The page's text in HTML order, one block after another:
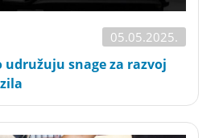
05.05.2025.
udružuju snage za razvoj